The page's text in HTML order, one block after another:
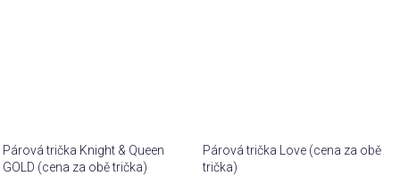
Párová trička Knight & Queen
GOLD (cena za obě trička)
Párová trička Love (cena za obě
trička)